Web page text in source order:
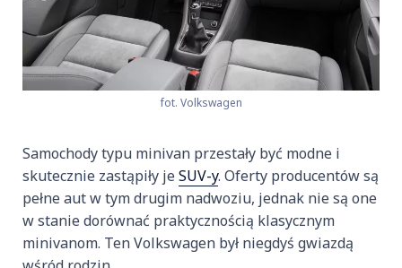
fot. Volkswagen
Samochody typu minivan przestały być modne i
skutecznie zastąpiły jeSUV-y. Oferty producentów są
pełne aut w tym drugim nadwoziu, jednak nie są one
w stanie dorównać praktycznością klasycznym
minivanom. Ten Volkswagen był niegdyś gwiazdą